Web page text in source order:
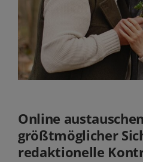
Online
größtmöglicher
redaktionelle